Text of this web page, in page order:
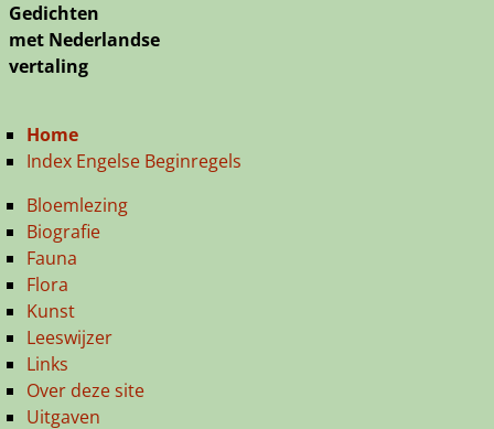
Gedichten
met Nederlandse
vertaling
Home
Index Engelse Beginregels
Bloemlezing
Biografie
Fauna
Flora
Kunst
Leeswijzer
Links
Over deze site
Uitgaven